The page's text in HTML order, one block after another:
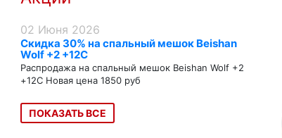
02 Июня 2026
Скидка 30% на спальный мешок Beishan
Wolf +2 +12C
Распродажа на спальный мешок Beishan Wolf +2
+12C Новая цена 1850 руб
ПОКАЗАТЬ ВСЕ